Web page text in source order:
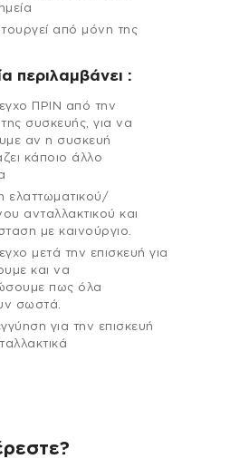
από μόνη της
περιλαμβάνει :
ΠΡΙΝ από την
της συσκευής, για να
αν η συσκευή
κάποιο άλλο
ελαττωματικού/
ανταλλακτικού και
με καινούργιο.
μετά την επισκευή για
και να
πως όλα
σωστά.
για την επισκευή